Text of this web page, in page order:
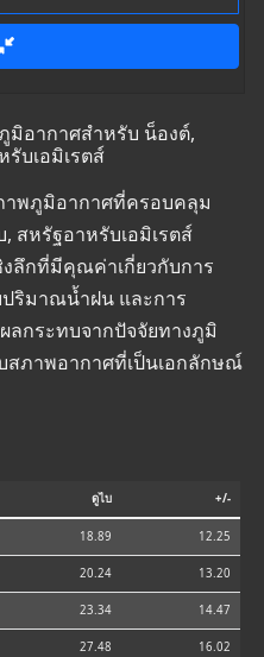
มิอากาศสำหรับ น็องต์,
รับเอมิเรตส์
าพภูมิอากาศที่ครอบคลุม
สหรัฐอาหรับเอมิเรตส์
งลึกที่มีคุณค่าเกี่ยวกับการ
ริมาณน้ำฝน และการ
ลกระทบจากปัจจัยทางภูมิ
สภาพอากาศที่เป็นเอกลักษณ์
ดูไบ +/-
18.89 12.25
20.24 13.20
23.34 14.47
27.48 16.02